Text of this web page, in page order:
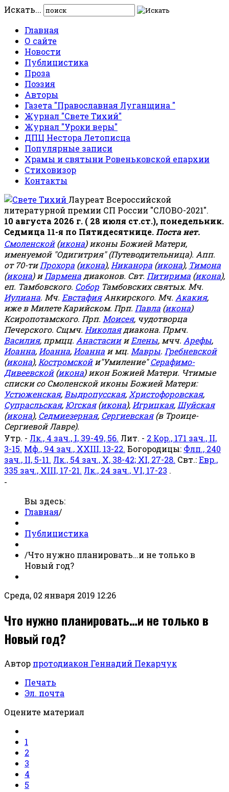
Искать...
Главная
О сайте
Новости
Публицистика
Проза
Поэзия
Авторы
Газета "Православная Луганщина "
Журнал "Свете Тихий"
Журнал "Уроки веры"
ДПЦ Нестора Летописца
Популярные записи
Храмы и святыни Ровеньковской епархии
Стиховизор
Контакты
Лауреат Всероссийской
литературной премии СП России "СЛОВО-2021".
10 августа 2026 г. ( 28 июля ст.ст.), понедельник.
Седмица 11-я по Пятидесятнице. Поста нет.
Смоленской(икона) иконы Божией Матери,
именуемой "Одигитрия" (Путеводительница). Апп.
от 70-тиПрохора (икона), Никанора (икона), Тимона
(икона) иПармена диаконов. Свт. Питирима (икона),
еп. Тамбовского. Собор Тамбовских святых. Мч.
Иулиана. Мч. ЕвстафияАнкирского. Мч. Акакия,
иже в Милете Карийском. Прп. Павла (икона)
Ксиропотамского. Прп. Моисея, чудотворца
Печерского. Сщмч. Николаядиакона. Прмч.
Василия, прмцц. АнастасиииЕлены, мчч. Арефы,
Иоанна, Иоанна, Иоанна и мц. Мавры. Гребневской
(икона), Костромскойи"Умиление"Серафимо-
Дивеевской(икона) икон Божией Матери. Чтимые
списки со Смоленской иконы Божией Матери:
Устюженская, Выдропусская, Христофоровская,
Супрасльская, Югская(икона), Игрицкая, Шуйская
(икона), Седмиезерная, Сергиевская(в Троице-
Сергиевой Лавре).
Утр. - Лк., 4 зач., I, 39-49, 56. Лит. - 2 Кор., 171 зач., II,
3-15. Мф., 94 зач., XXIII, 13-22. Богородицы: Флп., 240
зач., II, 5-11. Лк., 54 зач., X, 38-42; XI, 27-28. Свт.:Евр.,
335 зач., XIII, 17-21. Лк., 24 зач., VI, 17-23 .
-
Вы здесь:
Главная/
Публицистика
/Что нужно планировать…и не только в
Новый год?
Среда, 02 января 2019 12:26
Что нужно планировать…и не только в
Новый год?
Автор протодиакон Геннадий Пекарчук
Печать
Эл. почта
Оцените материал
1
2
3
4
5